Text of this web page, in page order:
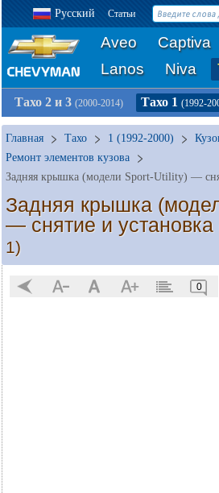
Русский Статьи
Aveo Captiva
Lanos
Niva
Тахо 2 и 3 (2000-2014) Тахо 1 (1992-
Главная Тахо 1 (1992-2000)
Ремонт элементов кузова
Задняя крышка (модели Sport-Utility) —
Задняя крышка
— снятие и установка
1)
0